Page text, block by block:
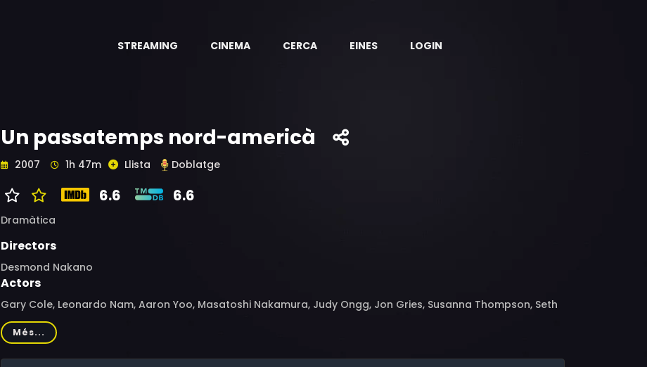
STREAMING CINEMA CERCA EINES LOGIN
Un passatemps nord-americà
2007 1h 47m Llista Doblatge
6.6 6.6
Dramàtica
Directors
Desmond Nakano
Actors
Gary Cole, Leonardo Nam, Aaron Yoo, Masatoshi Nakamura, Judy Ongg, Jon Gries, Susanna Thompson, Seth
Sakai, Sarah Drew, Olesya Rulin, Carleton Bluford, Sami Roe, Charles Halford, Leroy "Big Budah" Te'o, Kerry Yo
Nakagawa, Junko Yamamoto, Kale Nakagawa, Tod Huntington, Jeff Herr, John Kruk, Yukari Kama, Richard
Allen, Mark Nilson, Jeff Olson, Kerry Shimizu Lee, Joey Miyashima
Més...